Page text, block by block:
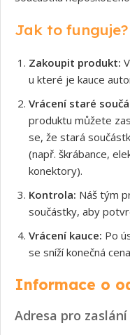
Jak to funguje?
Zakoupit produkt:
u které je kauce
Vrácení staré
produktu můžete
se, že stará
(např. škrábance,
konektory).
Kontrola: Náš tým
součástky, aby
Vrácení kauce: Po
se sníží konečná
Informace o
Adresa pro